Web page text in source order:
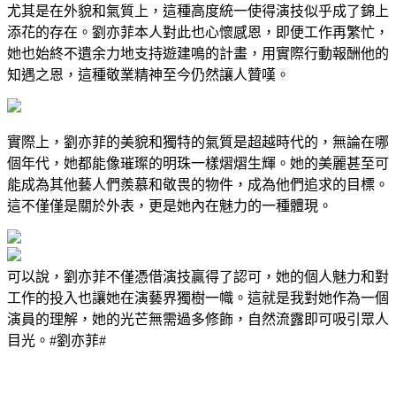
尤其是在外貌和氣質上，這種高度統一使得演技似乎成了錦上
添花的存在。劉亦菲本人對此也心懷感恩，即便工作再繁忙，
她也始終不遺余力地支持遊建鳴的計畫，用實際行動報酬他的
知遇之恩，這種敬業精神至今仍然讓人贊嘆。
實際上，劉亦菲的美貌和獨特的氣質是超越時代的，無論在哪
個年代，她都能像璀璨的明珠一樣熠熠生輝。她的美麗甚至可
能成為其他藝人們羨慕和敬畏的物件，成為他們追求的目標。
這不僅僅是關於外表，更是她內在魅力的一種體現。
可以說，劉亦菲不僅憑借演技贏得了認可，她的個人魅力和對
工作的投入也讓她在演藝界獨樹一幟。這就是我對她作為一個
演員的理解，她的光芒無需過多修飾，自然流露即可吸引眾人
目光。#劉亦菲#